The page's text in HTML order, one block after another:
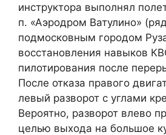
инструктора выполнял
п. «Аэродром Ватулино»
подмосковным городом
восстановления навыков
пилотирования после
После отказа правого
левый разворот с углами
Вероятно, разворот влево
целью выхода на большое